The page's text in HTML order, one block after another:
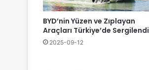
BYD’nin Yüzen ve Zıplayan
Araçları Türkiye’de Sergilendi
2025-09-12